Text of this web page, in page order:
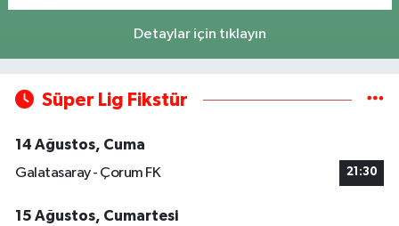
Detaylar için tıklayın
Süper Lig Fikstür
14 Ağustos, Cuma
Galatasaray - Çorum FK
21:30
15 Ağustos, Cumartesi